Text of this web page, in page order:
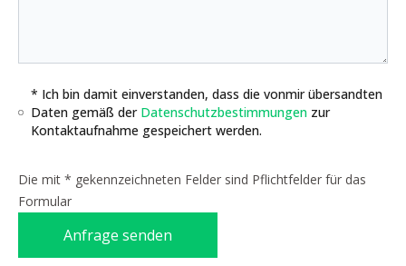
* Ich bin damit einverstanden, dass die vonmir übersandten
Daten gemäß der Datenschutzbestimmungen zur
Kontaktaufnahme gespeichert werden.
Die mit * gekennzeichneten Felder sind Pflichtfelder für das
Formular
Anfrage senden